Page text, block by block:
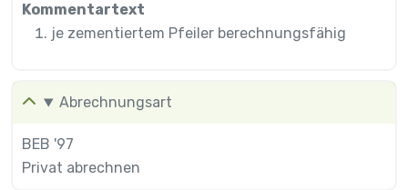
Kommentartext
je zementiertem Pfeiler berechnungsfähig
Abrechnungsart
BEB '97
Privat abrechnen